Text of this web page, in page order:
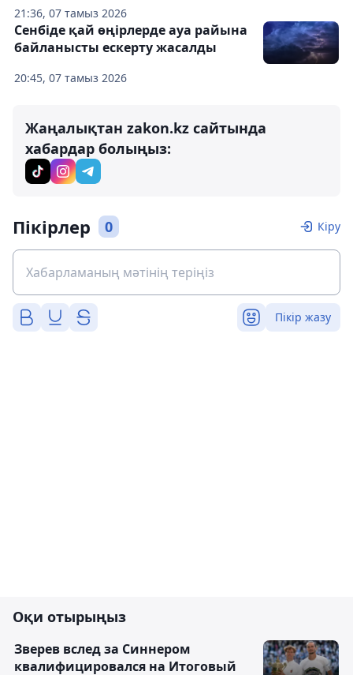
21:36, 07 тамыз 2026
20:45, 07 тамыз 2026
Сенбіде қай өңірлерде ауа райына
байланысты ескерту жасалды
Жаңалықтан zakon.kz сайтында
хабардар болыңыз:
Пікірлер 0 Кіру
Пікір жазу
Оқи отырыңыз
Зверев вслед за Синнером
квалифицировался на Итоговый